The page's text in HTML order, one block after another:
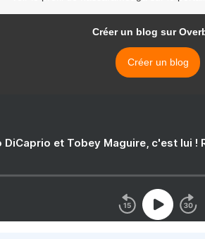
Créer un blog sur
Créer un blog
DiCaprio et Tobey Maguire, c'est lui !